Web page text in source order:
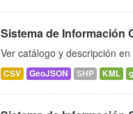
Sistema de Información
Ver catálogo y descripción
CSV GeoJSON SHP KML